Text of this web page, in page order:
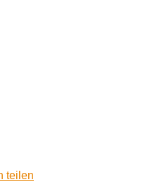
teilen